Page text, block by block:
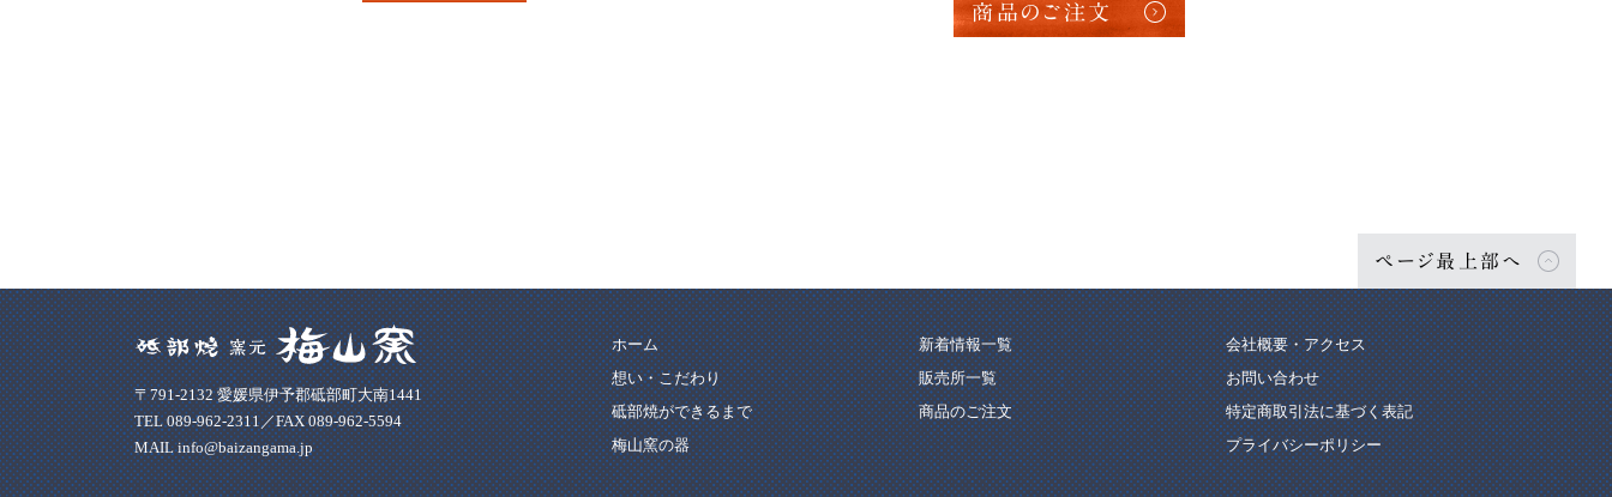
商品のご注文
ページ最上部へ
〒791-2132 愛媛県伊予郡砥部町大南1441
TEL 089-962-2311／FAX 089-962-5594
MAIL info@baizangama.jp
ホーム
想い・こだわり
砥部焼ができるまで
梅山窯の器
新着情報一覧
販売所一覧
商品のご注文
会社概要・アクセス
お問い合わせ
特定商取引法に基づく表記
プライバシーポリシー